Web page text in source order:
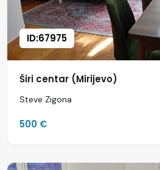
ID:67975
Širi centar (Mirijevo)
Steve Zigona
500 €